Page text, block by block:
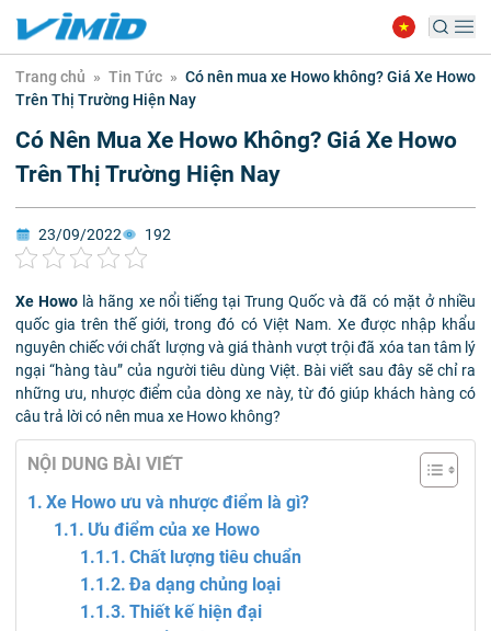
Trang chủ » Tin Tức » Có nên mua xe Howo không? Giá Xe Howo
Trên Thị Trường Hiện Nay
Có Nên Mua Xe Howo Không? Giá Xe Howo
Trên Thị Trường Hiện Nay
23/09/2022 192
Xe Howo là hãng xe nổi tiếng tại Trung Quốc và đã có mặt ở nhiều
quốc gia trên thế giới, trong đó có Việt Nam. Xe được nhập khẩu
nguyên chiếc với chất lượng và giá thành vượt trội đã xóa tan tâm lý
ngại “hàng tàu” của người tiêu dùng Việt. Bài viết sau đây sẽ chỉ ra
những ưu, nhược điểm của dòng xe này, từ đó giúp khách hàng có
câu trả lời có nên mua xe Howo không?
NỘI DUNG BÀI VIẾT
Xe Howo ưu và nhược điểm là gì?
Ưu điểm của xe Howo
Chất lượng tiêu chuẩn
Đa dạng chủng loại
Thiết kế hiện đại